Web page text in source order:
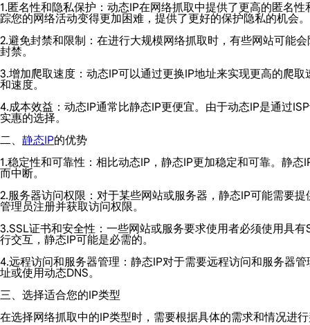
1.匿名性和隐私保护：动态IP在网络抓取中提供了更高的匿名
踪您的网络活动变得更加困难，提供了更好的保护隐私的机会。
2.避免封禁和限制：在进行大规模网络抓取时，有些网站可能
封禁。
3.增加爬取速度：动态IP可以通过更换IP地址来实现更高的爬
和速度。
4.成本效益：动态IP通常比静态IP更便宜。由于动态IP是通过
实惠的选择。
二、 静态IP的优势
1.稳定性和可靠性：相比动态IP，静态IP更加稳定和可靠。静
而中断。
2.服务器访问权限：对于某些网站或服务器，静态IP可能需要
管理员注册并获取访问权限。
3.SSL证书和安全性：一些网站或服务要求使用者必须使用具
行交互，静态IP可能是必需的。
4.远程访问和服务器管理：静态IP对于需要远程访问和服务器
址或使用动态DNS。
三、选择适合您的IP类型
在选择网络抓取中的IP类型时，需要根据具体的需求和情况进